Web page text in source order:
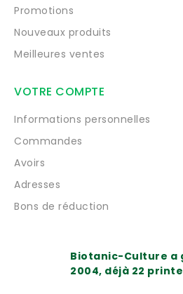
Promotions
Nouveaux produits
Meilleures ventes
VOTRE COMPTE
Informations personnelles
Commandes
Avoirs
Adresses
Bons de réduction
Biotanic-Culture a
2004, déjà 22